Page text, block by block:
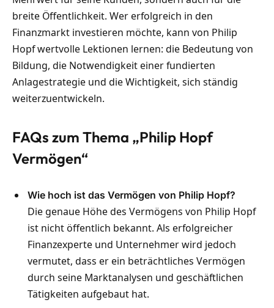
breite Öffentlichkeit. Wer erfolgreich in den
Finanzmarkt investieren möchte, kann von Philip
Hopf wertvolle Lektionen lernen: die Bedeutung von
Bildung, die Notwendigkeit einer fundierten
Anlagestrategie und die Wichtigkeit, sich ständig
weiterzuentwickeln.
FAQs zum Thema „Philip Hopf
Vermögen“
Wie hoch ist das Vermögen von Philip Hopf?
Die genaue Höhe des Vermögens von Philip Hopf
ist nicht öffentlich bekannt. Als erfolgreicher
Finanzexperte und Unternehmer wird jedoch
vermutet, dass er ein beträchtliches Vermögen
durch seine Marktanalysen und geschäftlichen
Tätigkeiten aufgebaut hat.